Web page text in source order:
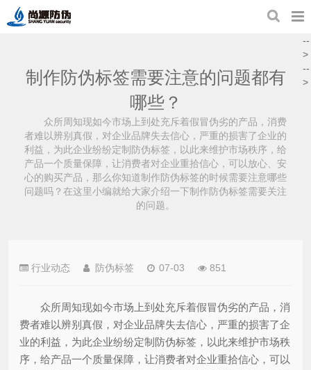
制作防伪标签需要注意的问题都有
哪些？
众所周知现如今市场上到处充斥着假冒伪劣的产品，消费
者难以辨别真假，对企业品牌失去信心，严重的损害了企业的
利益，为此企业纷纷定制防伪标签，以此来维护市场秩序，给
产品一个质量保障，让消费者对企业重拾信心，可以放心、安
心的购买产品，那么你知道制作防伪标签的时候需要注意哪些
问题吗？在这里小编就给大家介绍一下制作防伪标签需要关注
的问题。
行业动态 防伪标签 07-03 851
众所周知现如今市场上到处充斥着假冒伪劣的产品，消
费者难以辨别真假，对企业品牌失去信心，严重的损害了企
业的利益，为此企业纷纷定制防伪标签，以此来维护市场秩
序，给产品一个质量保障，让消费者对企业重拾信心，可以
--
>
--
>